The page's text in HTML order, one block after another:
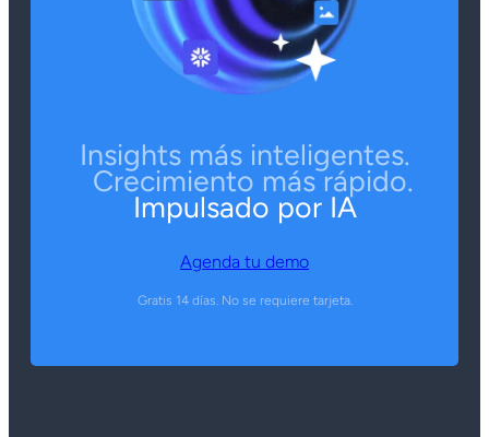
Insights más inteligentes.
Crecimiento más rápido.
Impulsado por IA
Agenda tu demo
Gratis 14 días. No se requiere tarjeta.